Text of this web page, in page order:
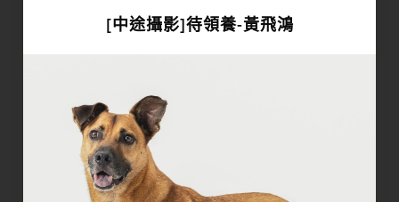
[中途攝影]待領養-黃飛鴻